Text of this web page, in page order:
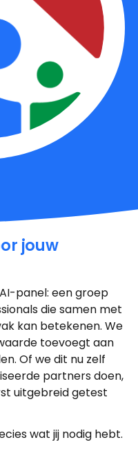
jouw
panel: een groep
die samen met
kan betekenen. We
toevoegt aan
Of we dit nu zelf
partners doen,
uitgebreid getest
wat jij nodig hebt.